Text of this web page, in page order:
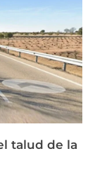
talud de la